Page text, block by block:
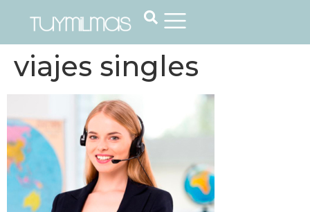
viajes singles